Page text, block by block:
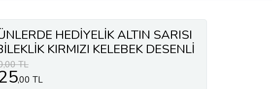
HEDİYELİK ALTIN SARISI
KIRMIZI KELEBEK DESENLİ
TL
,00 TL